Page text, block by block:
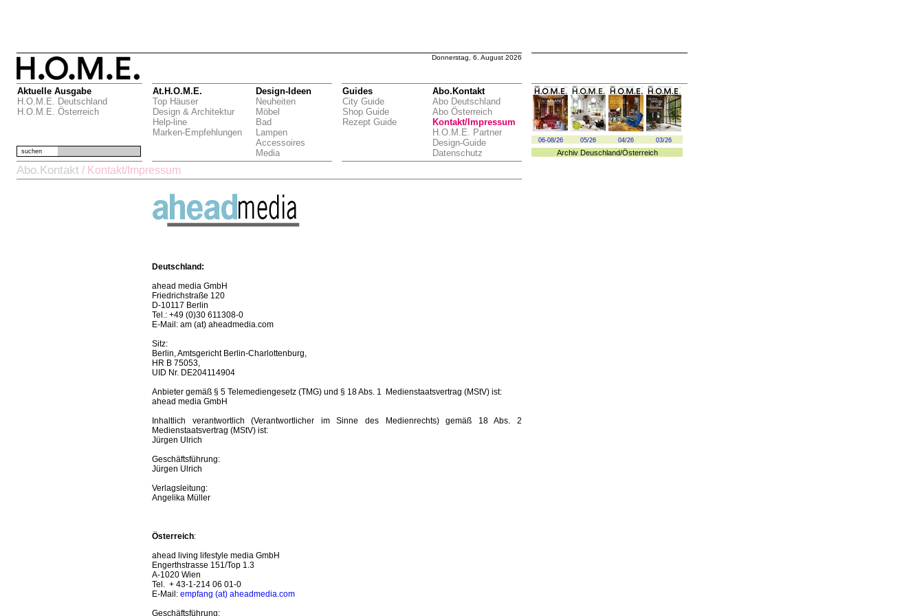
Donnerstag, 6. August 2026
Aktuelle Ausgabe
H.O.M.E. Deutschland
H.O.M.E. Österreich
At.H.O.M.E.
Top Häuser
Design & Architektur
Help-line
Marken-Empfehlungen
Design-Ideen
Neuheiten
Möbel
Bad
Lampen
Accessoires
Media
Guides
City Guide
Shop Guide
Rezept Guide
Abo.Kontakt
Abo Deutschland
Abo Österreich
Kontakt/Impressum
H.O.M.E. Partner
Design-Guide
Datenschutz
06-08/26 05/26 04/26 03/26
Archiv Deuschland/Österreich
suchen
Abo.Kontakt / Kontakt/Impressum
Deutschland:
ahead media GmbH
Friedrichstraße 120
D-10117 Berlin
Tel.: +49 (0)30 611308-0
E-Mail: am (at) aheadmedia.com
Sitz:
Berlin, Amtsgericht Berlin-Charlottenburg,
HR B 75053,
UID Nr. DE204114904
Anbieter gemäß § 5 Telemediengesetz (TMG) und § 18 Abs. 1 Medienstaatsvertrag (MStV) ist:
ahead media GmbH
Inhaltlich verantwortlich (Verantwortlicher im Sinne des Medienrechts) gemäß 18 Abs. 2
Medienstaatsvertrag (MStV) ist:
Jürgen Ulrich
Geschäftsführung:
Jürgen Ulrich
Verlagsleitung:
Angelika Müller
Österreich:
ahead living lifestyle media GmbH
Engerthstrasse 151/Top 1.3
A-1020 Wien
Tel. + 43-1-214 06 01-0
E-Mail: empfang (at) aheadmedia.com
Geschäftsführung: